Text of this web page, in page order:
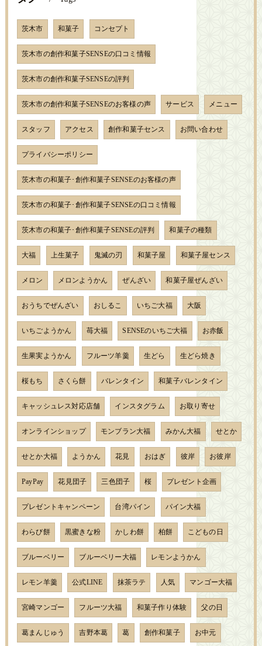
茨木市 和菓子 コンセプト
茨木市の創作和菓子SENSEの口コミ情報
茨木市の創作和菓子SENSEの評判
茨木市の創作和菓子SENSEのお客様の声 サービス メニュー
スタッフ アクセス 創作和菓子センス お問い合わせ
プライバシーポリシー
茨木市の和菓子･創作和菓子SENSEのお客様の声
茨木市の和菓子･創作和菓子SENSEの口コミ情報
茨木市の和菓子･創作和菓子SENSEの評判 和菓子の種類
大福 上生菓子 鬼滅の刃 和菓子屋 和菓子屋センス
メロン メロンようかん ぜんざい 和菓子屋ぜんざい
おうちでぜんざい おしるこ いちご大福 大阪
いちごようかん 苺大福 SENSEのいちご大福 お赤飯
生果実ようかん フルーツ羊羹 生どら 生どら焼き
桜もち さくら餅 バレンタイン 和菓子バレンタイン
キャッシュレス対応店舗 インスタグラム お取り寄せ
オンラインショップ モンブラン大福 みかん大福 せとか
せとか大福 ようかん 花見 おはぎ 彼岸 お彼岸
PayPay 花見団子 三色団子 桜 プレゼント企画
プレゼントキャンペーン 台湾パイン パイン大福
わらび餅 黒蜜きな粉 かしわ餅 柏餅 こどもの日
ブルーベリー ブルーベリー大福 レモンようかん
レモン羊羹 公式LINE 抹茶ラテ 人気 マンゴー大福
宮崎マンゴー フルーツ大福 和菓子作り体験 父の日
葛まんじゅう 吉野本葛 葛 創作和菓子 お中元